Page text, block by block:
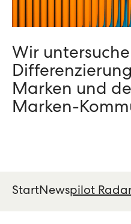
Wir
Marken und
Marken-
StartNewspilot